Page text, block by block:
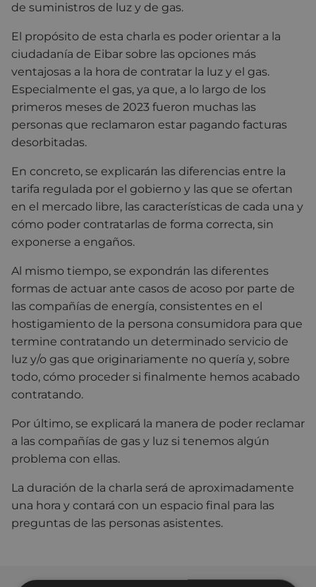
de suministros de luz y de gas.
El propósito de esta charla es poder orientar a la
ciudadanía de Eibar sobre las opciones más
ventajosas a la hora de contratar la luz y el gas.
Especialmente el gas, ya que, a lo largo de los
primeros meses de 2023 fueron muchas las
personas que reclamaron estar pagando facturas
desorbitadas.
En concreto, se explicarán las diferencias entre la
tarifa regulada por el gobierno y las que se ofertan
en el mercado libre, las características de cada una y
cómo poder contratarlas de forma correcta, sin
exponerse a engaños.
Al mismo tiempo, se expondrán las diferentes
formas de actuar ante casos de acoso por parte de
las compañías de energía, consistentes en el
hostigamiento de la persona consumidora para que
termine contratando un determinado servicio de
luz y/o gas que originariamente no quería y, sobre
todo, cómo proceder si finalmente hemos acabado
contratando.
Por último, se explicará la manera de poder reclamar
a las compañías de gas y luz si tenemos algún
problema con ellas.
La duración de la charla será de aproximadamente
una hora y contará con un espacio final para las
preguntas de las personas asistentes.